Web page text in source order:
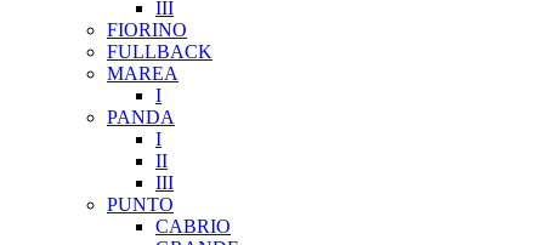
III
FIORINO
FULLBACK
MAREA
I
PANDA
I
II
III
PUNTO
CABRIO